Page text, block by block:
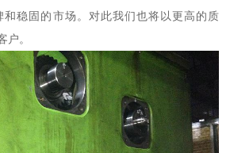
和稳固的市场。对此我们也将以更高的质
户。